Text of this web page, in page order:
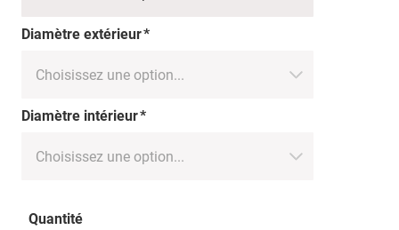
Diamètre extérieur
Diamètre intérieur
Quantité